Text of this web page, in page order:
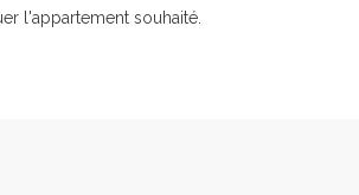
l'appartement souhaité.